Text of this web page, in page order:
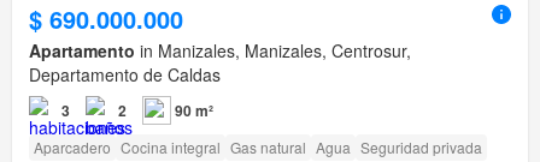
$ 690.000.000
Apartamento in Manizales, Manizales, Centrosur,
Departamento de Caldas
3 2 90 m²
Aparcadero Cocina integral Gas natural Agua Seguridad privada